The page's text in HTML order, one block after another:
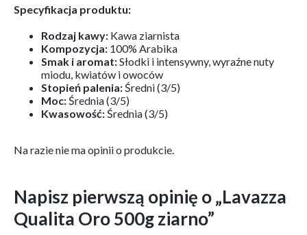
Specyfikacja produktu:
Rodzaj kawy: Kawa ziarnista
Kompozycja: 100% Arabika
Smak i aromat:Słodki i intensywny, wyraźne nuty
miodu, kwiatów i owoców
Stopień palenia: Średni (3/5)
Moc: Średnia (3/5)
Kwasowość: Średnia (3/5)
Na razie nie ma opinii o produkcie.
Napisz pierwszą opinię o „Lavazza
Qualita Oro 500g ziarno”